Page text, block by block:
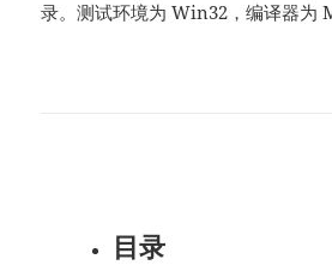
录。测试环境为 Win32，编译器为
目录